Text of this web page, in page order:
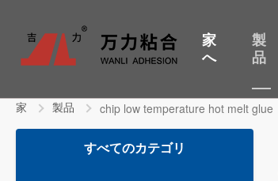
家
へ
製
品
家 製品 chip low temperature hot melt glue
すべてのカテゴリ